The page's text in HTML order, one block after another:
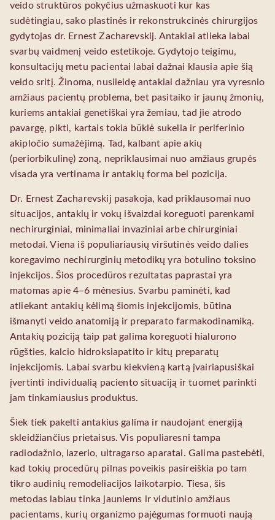
veido struktūros pokyčius užmaskuoti kur kas
sudėtingiau, sako plastinės ir rekonstrukcinės chirurgijos
gydytojas dr. Ernest Zacharevskij. Antakiai atlieka labai
svarbų vaidmenį veido estetikoje. Gydytojo teigimu,
konsultacijų metu pacientai labai dažnai klausia apie šią
veido sritį. Žinoma, nusileidę antakiai dažniau yra vyresnio
amžiaus pacientų problema, bet pasitaiko ir jaunų žmonių,
kuriems antakiai genetiškai yra žemiau, tad jie atrodo
pavargę, pikti, kartais tokia būklė sukelia ir periferinio
akipločio sumažėjimą. Tad, kalbant apie akių
(periorbikulinę) zoną, nepriklausimai nuo amžiaus grupės
visada yra vertinama ir antakių forma bei pozicija.
Dr. Ernest Zacharevskij pasakoja, kad priklausomai nuo
situacijos, antakių ir vokų išvaizdai koreguoti parenkami
nechirurginiai, minimaliai invaziniai arbe chirurginiai
metodai. Viena iš populiariausių viršutinės veido dalies
koregavimo nechirurginių metodikų yra botulino toksino
injekcijos. Šios procedūros rezultatas paprastai yra
matomas apie 4–6 mėnesius. Svarbu paminėti, kad
atliekant antakių kėlimą šiomis injekcijomis, būtina
išmanyti veido anatomiją ir preparato farmakodinamiką.
Antakių poziciją taip pat galima koreguoti hialurono
rūgšties, kalcio hidroksiapatito ir kitų preparatų
injekcijomis. Labai svarbu kiekvieną kartą įvairiapusiškai
įvertinti individualią paciento situaciją ir tuomet parinkti
jam tinkamiausius produktus.
Šiek tiek pakelti antakius galima ir naudojant energiją
skleidžiančius prietaisus. Vis populiaresni tampa
radiodažnio, lazerio, ultragarso aparatai. Galima pastebėti,
kad tokių procedūrų pilnas poveikis pasireiškia po tam
tikro audinių remodeliacijos laikotarpio. Tiesa, šis
metodas labiau tinka jauniems ir vidutinio amžiaus
pacientams, kurių organizmo pajėgumas formuoti naują